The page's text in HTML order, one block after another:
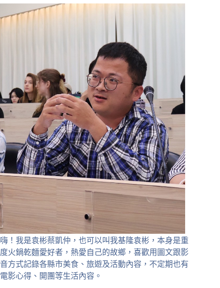
嗨！我是袁彬蔡凱仲，也可以叫我基隆袁彬，本身是重
度火鍋乾麵愛好者，熱愛自己的故鄉，喜歡用圖文跟影
音方式記錄各縣市美食、旅遊及活動內容，不定期也有
電影心得、開團等生活內容。